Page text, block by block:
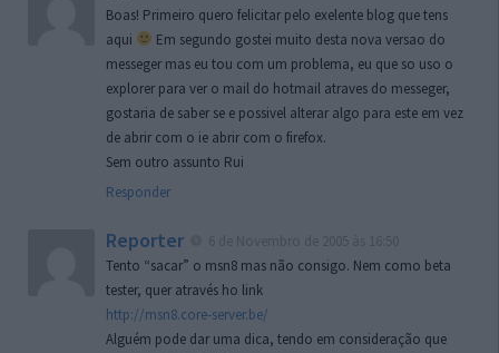
Boas! Primeiro quero felicitar pelo exelente blog que tens
aqui
Em segundo gostei muito desta nova versao do
messeger mas eu tou com um problema, eu que so uso o
explorer para ver o mail do hotmail atraves do messeger,
gostaria de saber se e possivel alterar algo para este em vez
de abrir com o ie abrir com o firefox.
Sem outro assunto Rui
Responder
Reporter
Tento “sacar” o msn8 mas não consigo. Nem como beta
tester, quer através ho link
http://msn8.core-server.be/
Alguém pode dar uma dica, tendo em consideração que